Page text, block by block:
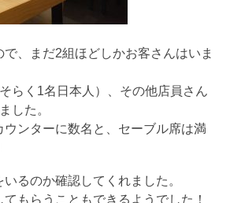
、まだ2組ほどしかお客さんはいま
らく1名日本人）、その他店員さん
した。
ウンターに数名と、セーブル席は満
るのか確認してくれました。
もらうこともできるようでした！